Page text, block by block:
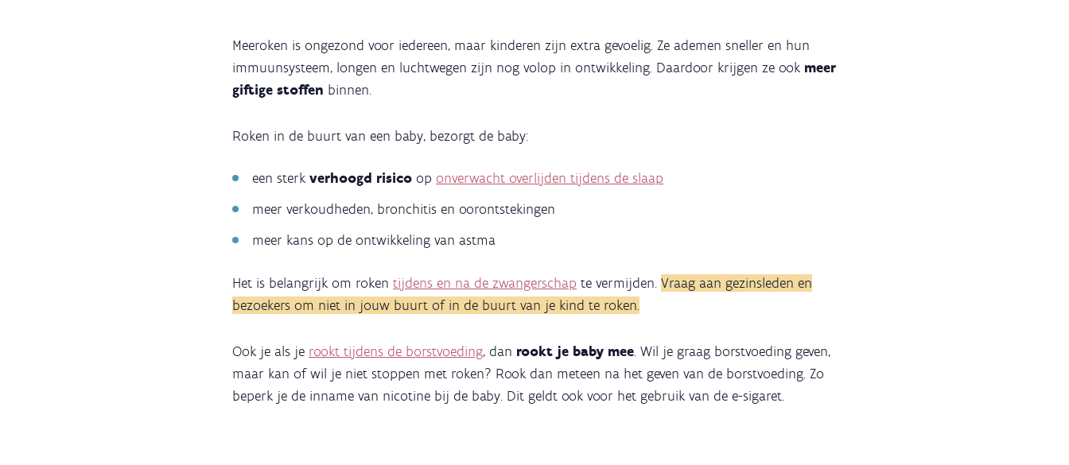
Meeroken is ongezond voor iedereen, maar kinderen zijn extra gevoelig. Ze ademen sneller en hun
immuunsysteem, longen en luchtwegen zijn nog volop in ontwikkeling. Daardoor krijgen ze ook meer
giftige stoffen binnen.
Roken in de buurt van een baby, bezorgt de baby:
een sterk verhoogd risico op onverwacht overlijden tijdens de slaap
meer verkoudheden, bronchitis en oorontstekingen
meer kans op de ontwikkeling van astma
Het is belangrijk om roken tijdens en na de zwangerschap te vermijden. Vraag aan gezinsleden en
bezoekers om niet in jouw buurt of in de buurt van je kind te roken.
Ook je als je rookt tijdens de borstvoeding, dan rookt je baby mee. Wil je graag borstvoeding geven,
maar kan of wil je niet stoppen met roken? Rook dan meteen na het geven van de borstvoeding. Zo
beperk je de inname van nicotine bij de baby. Dit geldt ook voor het gebruik van de e-sigaret.